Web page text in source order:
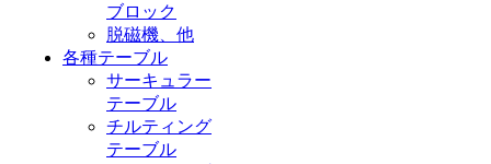
ブロック
脱磁機、他
各種テーブル
サーキュラー
テーブル
チルティング
テーブル